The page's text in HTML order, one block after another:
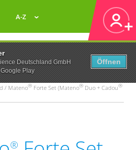
Deutschland GmbH
Play
Öffnen
A-Z
/ Mateno® Forte Set (Mateno® Duo + Cadou®
®